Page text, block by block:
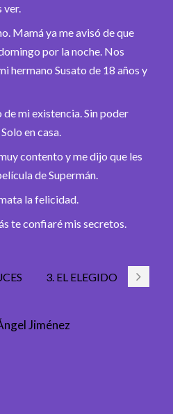
ver.
Mamá ya me avisó de que
por la noche. Nos
hermano Susato de 18 años y
de mi existencia. Sin poder
en casa.
contento y me dijo que les
de Supermán.
la felicidad.
te confiaré mis secretos.
3. EL ELEGIDO
Jiménez